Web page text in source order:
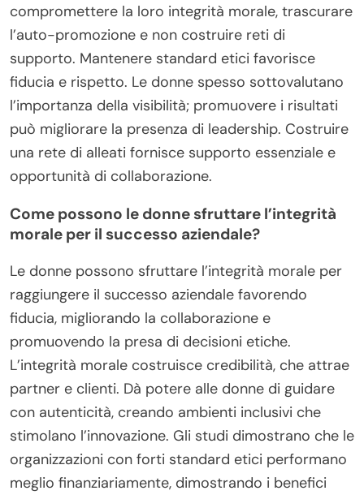
compromettere la loro integrità morale, trascurare
l’auto-promozione e non costruire reti di
supporto. Mantenere standard etici favorisce
fiducia e rispetto. Le donne spesso sottovalutano
l’importanza della visibilità; promuovere i risultati
può migliorare la presenza di leadership. Costruire
una rete di alleati fornisce supporto essenziale e
opportunità di collaborazione.
Come possono le donne sfruttare l’integrità
morale per il successo aziendale?
Le donne possono sfruttare l’integrità morale per
raggiungere il successo aziendale favorendo
fiducia, migliorando la collaborazione e
promuovendo la presa di decisioni etiche.
L’integrità morale costruisce credibilità, che attrae
partner e clienti. Dà potere alle donne di guidare
con autenticità, creando ambienti inclusivi che
stimolano l’innovazione. Gli studi dimostrano che le
organizzazioni con forti standard etici performano
meglio finanziariamente, dimostrando i benefici